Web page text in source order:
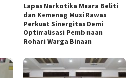
Lapas Narkotika Muara Beliti
dan Kemenag Musi Rawas
Perkuat Sinergitas Demi
Optimalisasi Pembinaan
Rohani Warga Binaan